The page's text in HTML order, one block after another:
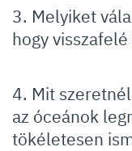
3. Melyiket
hogy
4. Mit
az óceánok
tökéletesen